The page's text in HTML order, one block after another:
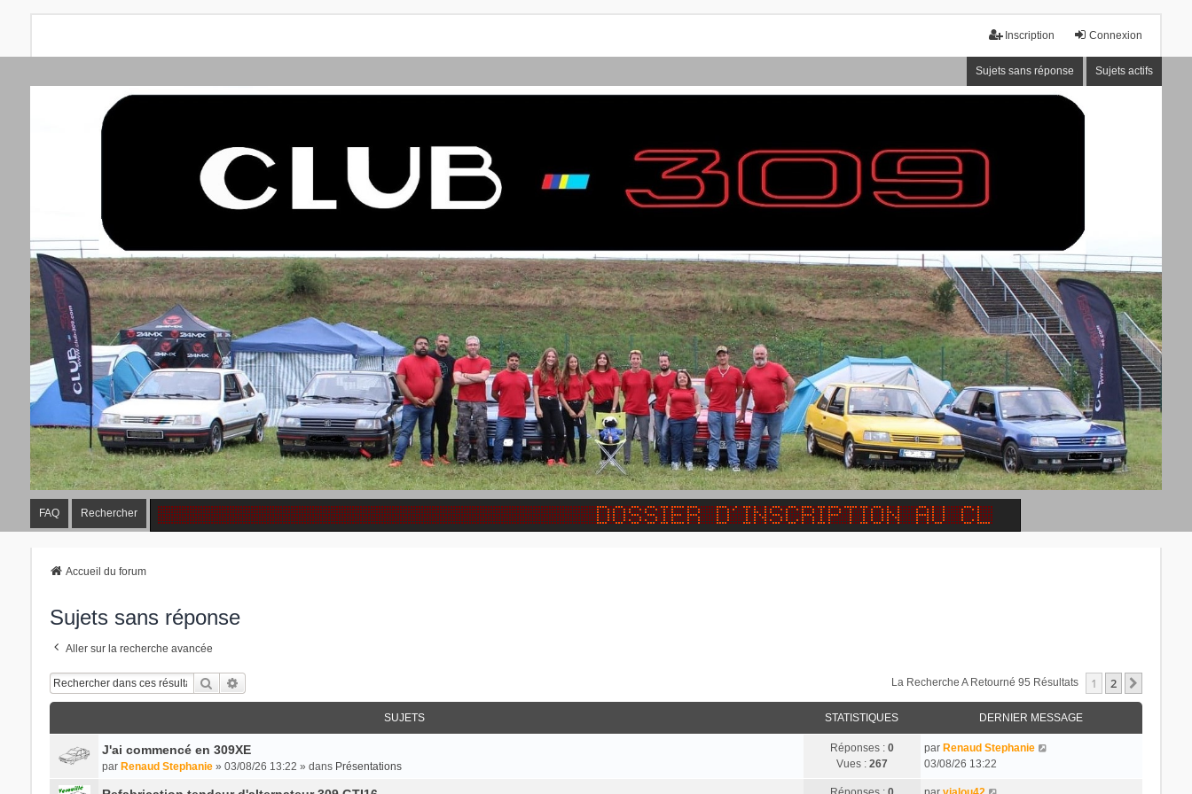
Connexion
Inscription
Sujets sans réponse Sujets actifs
FAQ Rechercher
Accueil du forum
Sujets sans réponse
Aller sur la recherche avancée
Rechercher La Recherche A Retourné 95 Résultats 1 2
SUJETS STATISTIQUES DERNIER MESSAGE
J'ai commencé en 309XE
par Renaud Stephanie» 03/08/26 13:22 » dans Présentations
Réponses : 0
Vues : 267
par Renaud Stephanie
03/08/26 13:22